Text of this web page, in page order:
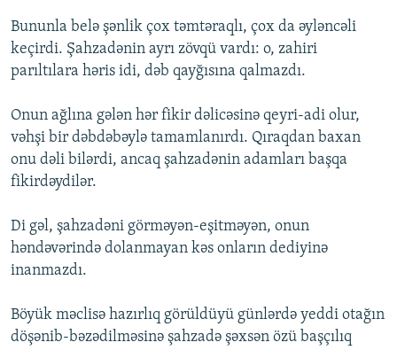
Bununla belə şənlik çox təmtəraqlı, çox da əyləncəli
keçirdi. Şahzadənin ayrı zövqü vardı: o, zahiri
parıltılara həris idi, dəb qayğısına qalmazdı.
Onun ağlına gələn hər fikir dəlicəsinə qeyri-adi olur,
vəhşi bir dəbdəbəylə tamamlanırdı. Qıraqdan baxan
onu dəli bilərdi, ancaq şahzadənin adamları başqa
fikirdəydilər.
Di gəl, şahzadəni görməyən-eşitməyən, onun
həndəvərində dolanmayan kəs onların dediyinə
inanmazdı.
Böyük məclisə hazırlıq görüldüyü günlərdə yeddi otağın
döşənib-bəzədilməsinə şahzadə şəxsən özü başçılıq